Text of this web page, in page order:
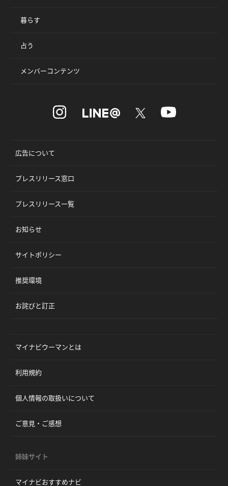
暮らす
占う
メンバーコンテンツ
広告について
プレスリリース窓口
プレスリリース一覧
お知らせ
サイトポリシー
推奨環境
お詫びと訂正
マイナビウーマンとは
利用規約
個人情報の取扱いについて
ご意見・ご感想
姉妹サイト
マイナビおすすめナビ